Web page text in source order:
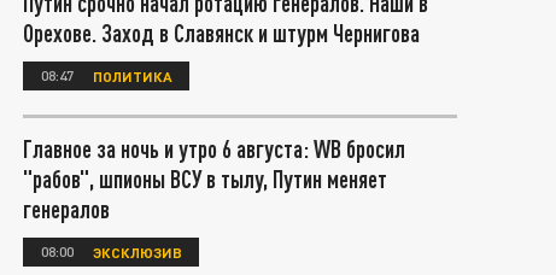
Орехове. Заход в Славянск и штурм Чернигова
08:47 ПОЛИТИКА
Главное за ночь и утро 6 августа: WB бросил
"рабов", шпионы ВСУ в тылу, Путин меняет
генералов
08:00 ЭКСКЛЮЗИВ